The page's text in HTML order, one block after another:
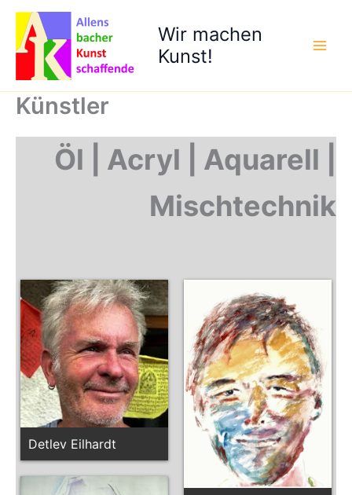
Zum
Inhalt
springen
Wir machen
Kunst!
Künstler
Öl | Acryl | Aquarell |
Mischtechnik
Detlev Eilhardt